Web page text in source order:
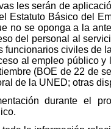
les serán de
Estatuto Básico del
no se oponga a la
del personal al
funcionarios civiles de
al empleo público
(BOE de 22 de
de la UNED; otras
durante el